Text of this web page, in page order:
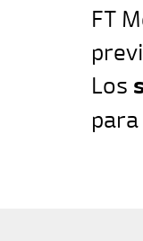
FT
Los